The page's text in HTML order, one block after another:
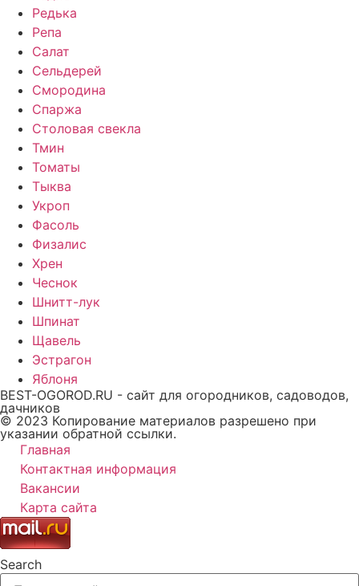
Редька
Репа
Салат
Сельдерей
Смородина
Спаржа
Столовая свекла
Тмин
Томаты
Тыква
Укроп
Фасоль
Физалис
Хрен
Чеснок
Шнитт-лук
Шпинат
Щавель
Эстрагон
Яблоня
BEST-OGOROD.RU - сайт для огородников, садоводов,
дачников
© 2023 Копирование материалов разрешено при
указании обратной ссылки.
Главная
Контактная информация
Вакансии
Карта сайта
Search